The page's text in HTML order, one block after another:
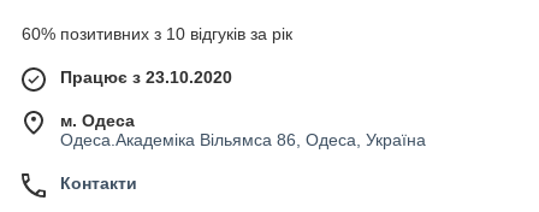
60% позитивних з 10 відгуків за рік
Працює з 23.10.2020
м. Одеса
Одеса.Академіка Вільямса 86, Одеса, Україна
Контакти